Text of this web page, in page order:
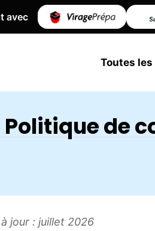
avec
Toutes
Politique de
jour : juillet 2026